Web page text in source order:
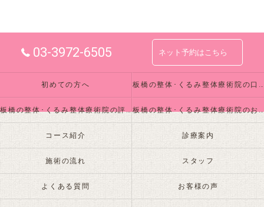
03-3972-6505 ネット予約はこちら
初めての方へ 板橋の整体･くるみ整体療術院の口コミ情報
板橋の整体･くるみ整体療術院の評判 板橋の整体･くるみ整体療術院のお客様の声
コース紹介 診療案内
施術の流れ スタッフ
よくある質問 お客様の声